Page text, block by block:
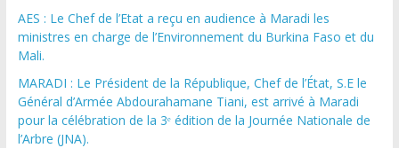
AES : Le Chef de l’Etat a reçu en audience à Maradi les
ministres en charge de l’Environnement du Burkina Faso et du
Mali.
MARADI : Le Président de la République, Chef de l’État, S.E le
Général d’Armée Abdourahamane Tiani, est arrivé à Maradi
pour la célébration de la 3ᵉ édition de la Journée Nationale de
l’Arbre (JNA).